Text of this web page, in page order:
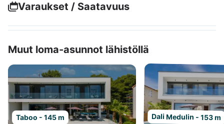
Varaukset / Saatavuus
Muut loma-asunnot lähistöllä
Taboo - 145 m Dali Medulin - 153 m